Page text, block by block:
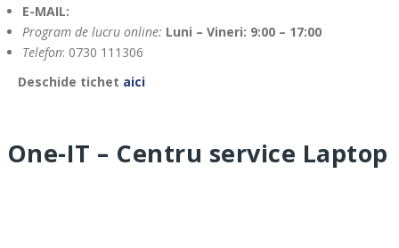
E-MAIL:
Program de lucru online: Luni – Vineri: 9:00 – 17:00
Telefon: 0730 111306
Deschide tichet aici
One-IT – Centru service Laptop